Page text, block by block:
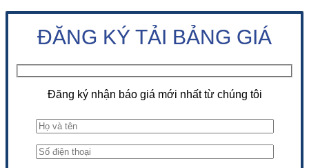
ĐĂNG KÝ TẢI BẢNG GIÁ
Đăng ký nhận báo giá mới nhất từ chúng tôi